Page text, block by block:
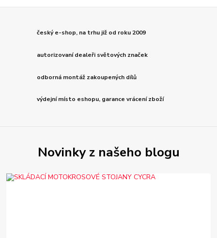
český e-shop, na trhu již od roku 2009
autorizovaní dealeři světových značek
odborná montáž zakoupených dílů
výdejní místo eshopu, garance vrácení zboží
Novinky z našeho blogu